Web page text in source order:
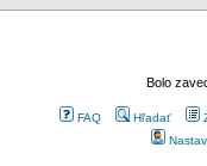
Bolo
FAQ Hľadať